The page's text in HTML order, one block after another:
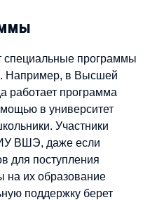
специальные программы
Например, в Высшей
работает программа
в университет
Участники
ВШЭ, даже если
для поступления
на их образование
поддержку берет